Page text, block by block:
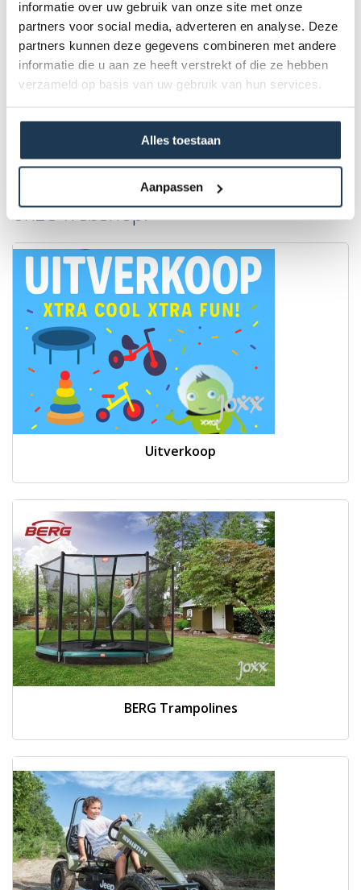
informatie over uw gebruik van onze site met onze
partners voor social media, adverteren en analyse. Deze
partners kunnen deze gegevens combineren met andere
informatie die u aan ze heeft verstrekt of die ze hebben
verzameld op basis van uw gebruik van hun services.
Alles toestaan
Aanpassen
Accessoires
Ontdek het leukste speelgoed in
onze webshop.
Uitverkoop
BERG Trampolines